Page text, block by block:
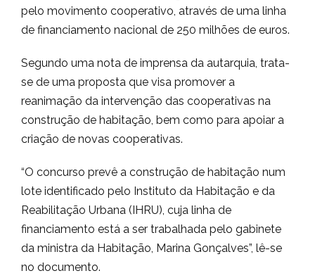
pelo movimento cooperativo, através de uma linha
de financiamento nacional de 250 milhões de euros.
Segundo uma nota de imprensa da autarquia, trata-
se de uma proposta que visa promover a
reanimação da intervenção das cooperativas na
construção de habitação, bem como para apoiar a
criação de novas cooperativas.
“O concurso prevê a construção de habitação num
lote identificado pelo Instituto da Habitação e da
Reabilitação Urbana (IHRU), cuja linha de
financiamento está a ser trabalhada pelo gabinete
da ministra da Habitação, Marina Gonçalves”, lê-se
no documento.